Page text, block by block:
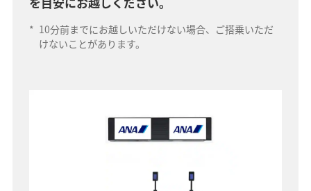
* 10分前までにお越しいただけない場合、ご搭乗いただ
けないことがあります。